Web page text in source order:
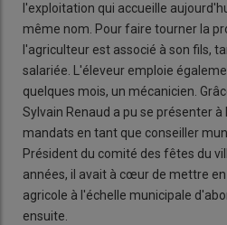
l'exploitation qui accueille
même nom. Pour faire tourner la
l'agriculteur est associé à son fils,
salariée. L'éleveur emploie
quelques mois, un mécanicien.
Sylvain Renaud a pu se présenter
mandats en tant que conseiller
Président du comité des fêtes du
années, il avait à cœur de mettre
agricole à l'échelle municipale
ensuite.